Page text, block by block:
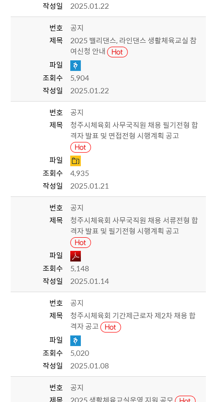
작성일
2025.01.22
번호
공지
제목
2025 밸리댄스, 라인댄스 생활체육교실 참
여신청 안내
파일
조회수
5,904
작성일
2025.01.22
번호
공지
제목
청주시체육회 사무국직원 채용 필기전형 합
격자 발표 및 면접전형 시행계획 공고
파일
조회수
4,935
작성일
2025.01.21
번호
공지
제목
청주시체육회 사무국직원 채용 서류전형 합
격자 발표 및 필기전형 시행계획 공고
파일
조회수
5,148
작성일
2025.01.14
번호
공지
제목
청주시체육회 기간제근로자 제2차 채용 합
격자 공고
파일
조회수
5,020
작성일
2025.01.08
번호
공지